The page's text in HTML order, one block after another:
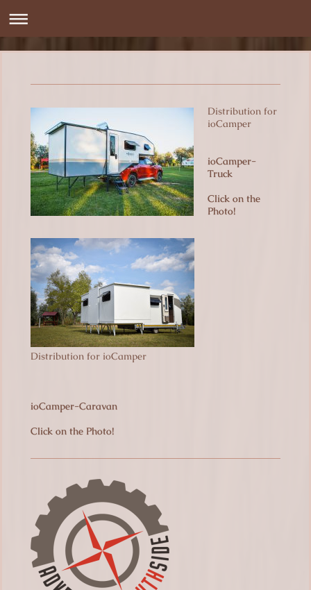
Distribution for
ioCamper
ioCamper-
Truck
Click on the
Photo!
Distribution for ioCamper
ioCamper-Caravan
Click on the Photo!